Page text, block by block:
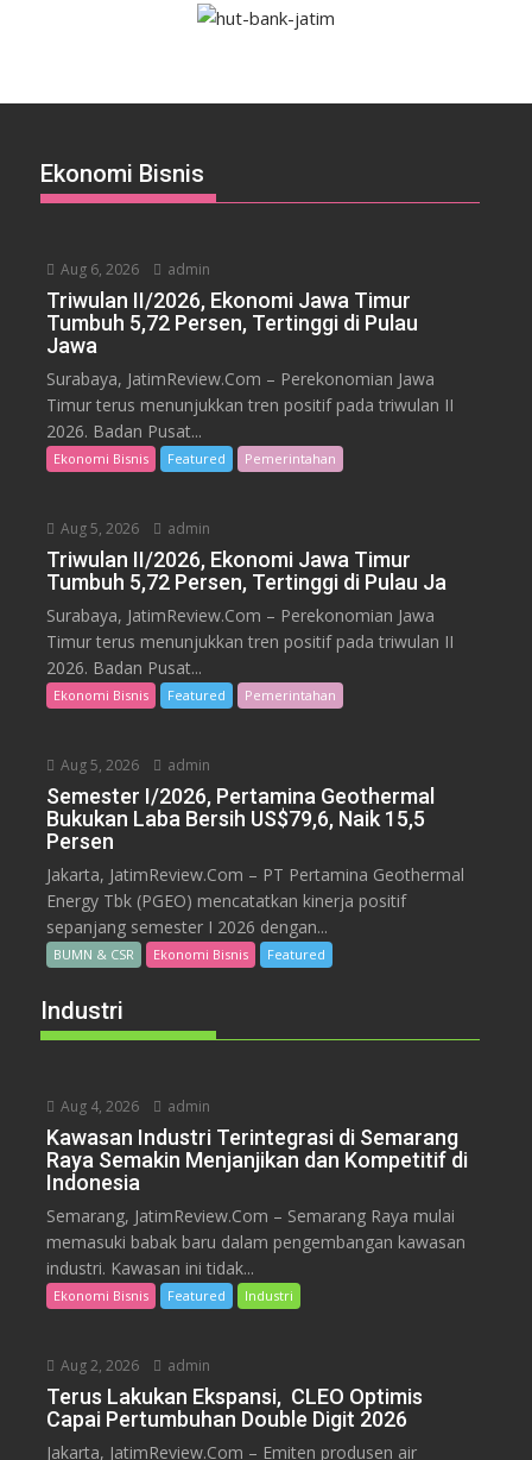
Ekonomi Bisnis
Aug 6, 2026 admin
Triwulan II/2026, Ekonomi Jawa Timur
Tumbuh 5,72 Persen, Tertinggi di Pulau
Jawa
Surabaya, JatimReview.Com – Perekonomian Jawa
Timur terus menunjukkan tren positif pada triwulan II
2026. Badan Pusat...
Ekonomi Bisnis Featured Pemerintahan
Aug 5, 2026 admin
Triwulan II/2026, Ekonomi Jawa Timur
Tumbuh 5,72 Persen, Tertinggi di Pulau Ja
Surabaya, JatimReview.Com – Perekonomian Jawa
Timur terus menunjukkan tren positif pada triwulan II
2026. Badan Pusat...
Ekonomi Bisnis Featured Pemerintahan
Aug 5, 2026 admin
Semester I/2026, Pertamina Geothermal
Bukukan Laba Bersih US$79,6, Naik 15,5
Persen
Jakarta, JatimReview.Com – PT Pertamina Geothermal
Energy Tbk (PGEO) mencatatkan kinerja positif
sepanjang semester I 2026 dengan...
BUMN & CSR Ekonomi Bisnis Featured
Industri
Aug 4, 2026 admin
Kawasan Industri Terintegrasi di Semarang
Raya Semakin Menjanjikan dan Kompetitif di
Indonesia
Semarang, JatimReview.Com – Semarang Raya mulai
memasuki babak baru dalam pengembangan kawasan
industri. Kawasan ini tidak...
Ekonomi Bisnis Featured Industri
Aug 2, 2026 admin
Terus Lakukan Ekspansi, CLEO Optimis
Capai Pertumbuhan Double Digit 2026
Jakarta, JatimReview.Com – Emiten produsen air